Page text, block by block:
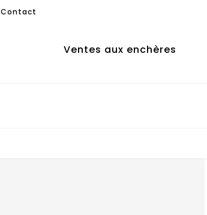
Contact
Ventes aux enchères